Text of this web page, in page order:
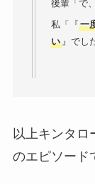
後輩「で
私「『一
い』でし
以上キンタロ
のエピソード